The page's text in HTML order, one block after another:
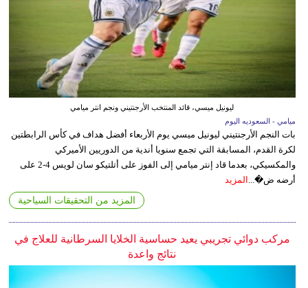
ليونيل ميسي، قائد المنتخب الأرجنتيني ونجم انتر ميامي
ميامي - السعوديه اليوم
بات النجم الأرجنتيني ليونيل ميسي يوم الأربعاء أفضل هداف في كأس الرابطتين
لكرة القدم، المسابقة التي تجمع سنويا أندية من الدوريين الأميركي
والمكسيكي، بعدما قاد إنتر ميامي إلى الفوز على أتلتيكو سان لويس 4-2 على
أرضه ض�... المزيد
المزيد من التحقيقات السياحية
مركب دوائي تجريبي يعيد حساسية الخلايا السرطانية للعلاج في
نتائج واعدة